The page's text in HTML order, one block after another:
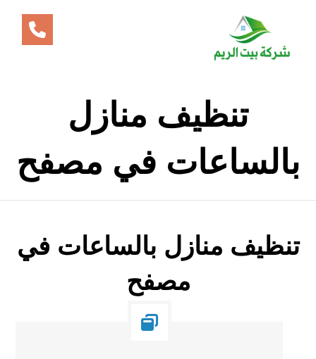
تنظيف منازل
بالساعات في مصفح
تنظيف منازل بالساعات في
مصفح